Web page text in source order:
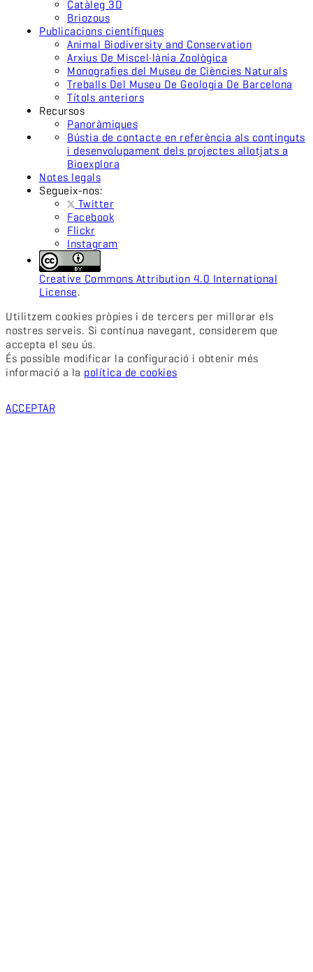
Catàleg 3D
Briozous
Publicacions científiques
Animal Biodiversity and Conservation
Arxius De Miscel·lània Zoològica
Monografies del Museu de Ciències Naturals
Treballs Del Museu De Geologia De Barcelona
Títols anteriors
Recursos
Panoràmiques
Bústia de contacte en referència als continguts
i desenvolupament dels projectes allotjats a
Bioexplora
Notes legals
Segueix-nos:
Twitter
Facebook
Flickr
Instagram
Creative Commons Attribution 4.0 International
License.
Utilitzem cookies pròpies i de tercers per millorar els
nostres serveis. Si contínua navegant, considerem que
accepta el seu ús.
És possible modificar la configuració i obtenir més
informació a la política de cookies
ACCEPTAR